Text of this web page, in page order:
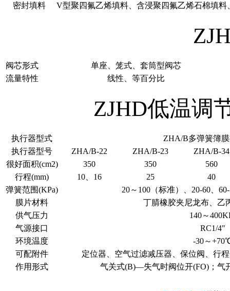
密封填料
V型聚四氟乙烯填料、含浸聚四氟乙烯石棉填
阀芯形式
单座、笼式、套筒型阀芯
流量特性
线性、等百分比
ZJHD低温调
执行器型式
ZHA/B多弹簧簿
执行器型号
ZHA/B-22 ZHA/B-23
ZHA/B-34
很好面积(cm2)
350 350
560
行程(mm)
10、16 25
40
弹簧范围(KPa)
20～100（标准）、20-60、
膜片材料
丁腈橡胶夹尼龙布、乙
供气压力
140～
气源接口
RC1/4"
环境温度
-30～
可配附件
定位器、空气过滤减压器、保位阀、行
作用形式
气关式(B)—失气时阀位开(FO)；气